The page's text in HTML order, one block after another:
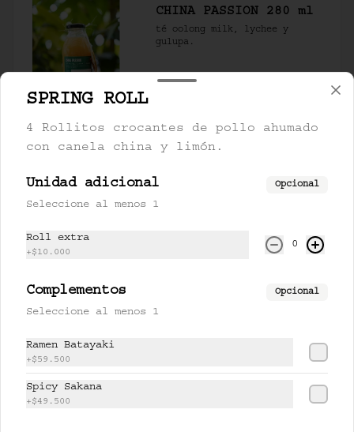
CHINA PASSION 280 ml
té oolong milk, lychee y
gulupa.
FARANG 280 ml
cardamomo.
LEMONCHII 280 ml
lychee, limón y lemongrass.
SPRING ROLL
4 Rollitos crocantes de pollo ahumado
con canela china y limón.
Unidad adicional Opcional
Seleccione al menos 1
Roll extra
+$10.000
0
Complementos Opcional
Seleccione al menos 1
Ramen Batayaki
+$59.500
Spicy Sakana
+$49.500